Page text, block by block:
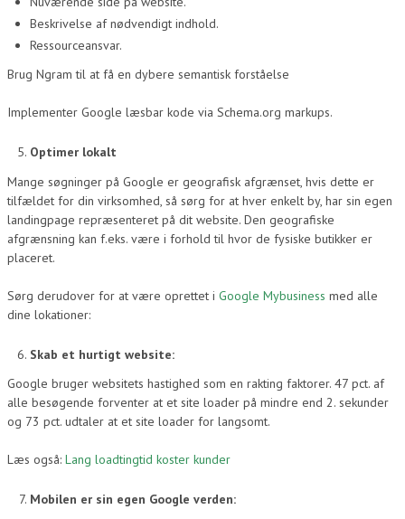
Beskrivelse af nødvendigt indhold.
Ressourceansvar.
Brug Ngram til at få en dybere semantisk forståelse
Implementer Google læsbar kode via Schema.org markups.
Optimer lokalt
Mange søgninger på Google er geografisk afgrænset, hvis dette er
tilfældet for din virksomhed, så sørg for at hver enkelt by, har sin egen
landingpage repræsenteret på dit website. Den geografiske
afgrænsning kan f.eks. være i forhold til hvor de fysiske butikker er
placeret.
Sørg derudover for at være oprettet i Google Mybusiness med alle
dine lokationer:
Skab et hurtigt website:
Google bruger websitets hastighed som en rakting faktorer. 47 pct. af
alle besøgende forventer at et site loader på mindre end 2. sekunder
og 73 pct. udtaler at et site loader for langsomt.
Læs også: Lang loadtingtid koster kunder
Mobilen er sin egen Google verden: